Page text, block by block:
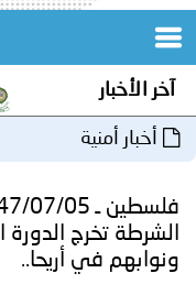
المكاتب
المجلس
مؤتمرات
و
جهود
آخر الأخبار
أخبار أمنية
الشرطة تخرج الدورة
ونوابهم في أريحا..